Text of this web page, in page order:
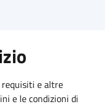
requisiti e altre
e le condizioni di